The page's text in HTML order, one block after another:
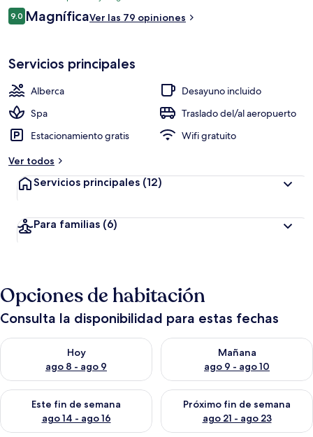
es
de
Opiniones
9.09.0 de 10,
MagníficaVer las 79 opiniones
Servicios principales
Alberca
Desayuno incluido
Spa
Traslado del/al aeropuerto
Estacionamiento gratis
Wifi gratuito
Ver todos
Servicios principales (12)
Para familias (6)
Opciones de habitación
Consulta la disponibilidad para estas fechas
Hoy
ago 8 - ago 9
Consulta la disponibilidad para hoy ago 8 - ago 9
Mañana
ago 9 - ago 10
Consulta la disponibilidad
Este fin de semana
ago 14 - ago 16
Consulta la disponibilidad para este fin de semana ago 14 -
Próximo fin de semana
ago 21 - ago 23
Consulta la disponibilidad